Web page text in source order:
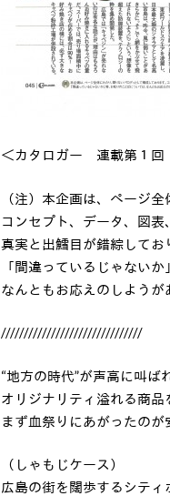
＜カタロガー 連載第１
（注）本企画は、ページ
コンセプト、データ、図表
真実と出鱈目が錯綜してお
「間違っているじゃない
なんともお応えのしようが
///////////////////////////////
“地方の時代”が声高に叫ば
オリジナリティ溢れる商品
まず血祭りにあがったの
（しゃもじケース）
広島の街を闊歩するシティ